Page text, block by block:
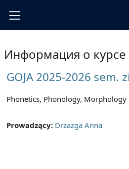
Информация о курсе
GOJA 2025-2026 sem.
Phonetics, Phonology, Morphology
Prowadzący: Drzazga Anna